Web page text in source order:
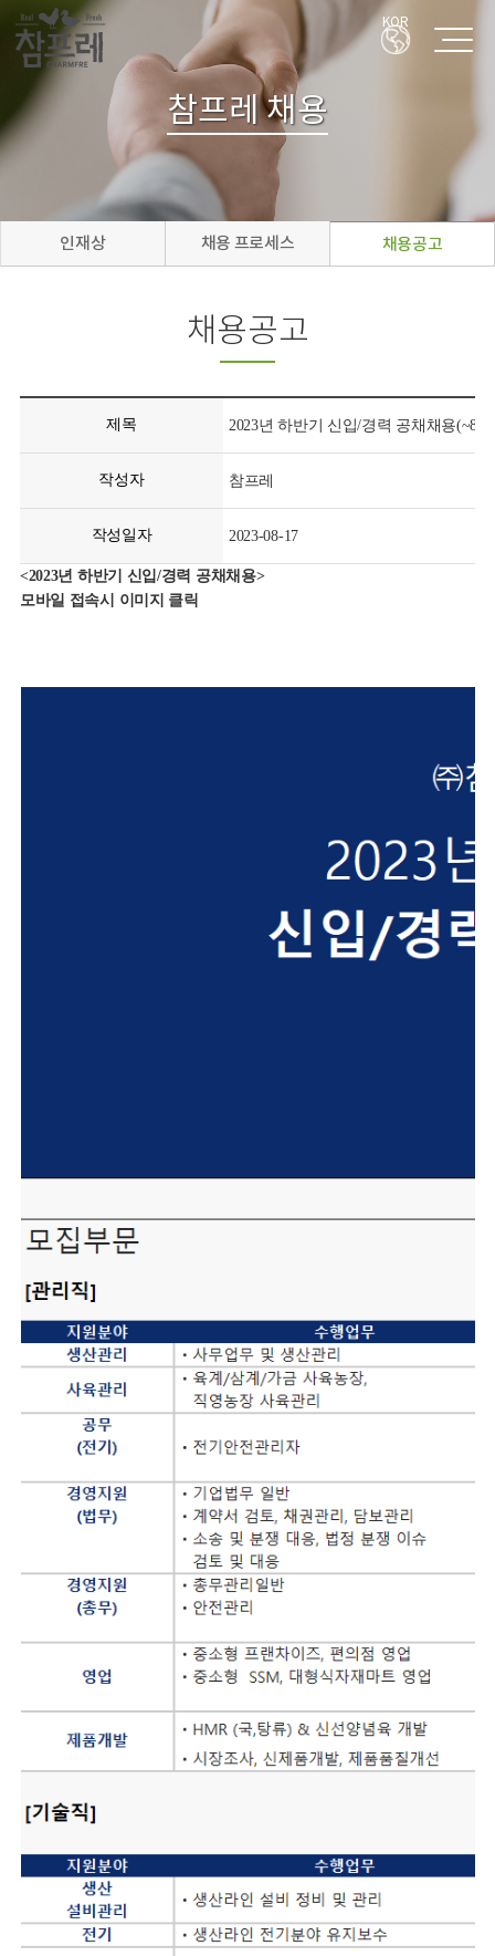
KOR
참프레 채용
인재상 채용 프로세스 채용공고
채용공고
제목 2023년 하반기 신입/경력 공채채용(~8/
작성자 참프레
작성일자 2023-08-17
<2023년 하반기 신입/경력 공채채용>
모바일 접속시 이미지 클릭